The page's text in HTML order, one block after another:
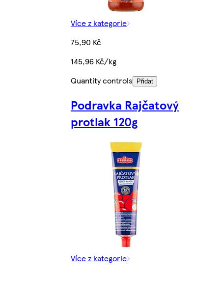
Více z kategorie
75,90 Kč
145,96 Kč/kg
Quantity controls
Přidat
Podravka Rajčatový
protlak 120g
Více z kategorie